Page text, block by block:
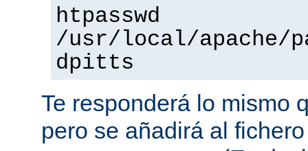
htpasswd
/usr/local/apache/
dpitts
Te responderá lo mismo
pero se añadirá al